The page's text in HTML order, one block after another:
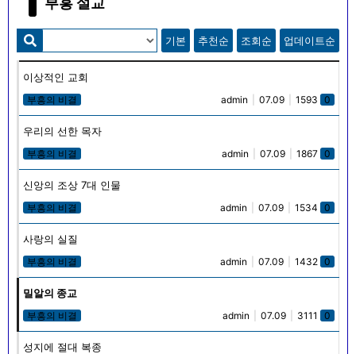
기본 추천순 조회순 업데이트순
이상적인 교회
부흥의 비결 admin 07.09 1593 0
우리의 선한 목자
부흥의 비결 admin 07.09 1867 0
신앙의 조상 7대 인물
부흥의 비결 admin 07.09 1534 0
사랑의 실질
부흥의 비결 admin 07.09 1432 0
밀알의 종교
부흥의 비결 admin 07.09 3111 0
성지에 절대 복종